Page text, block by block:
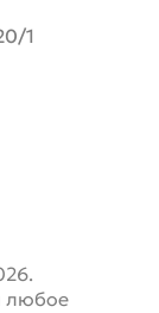
1
любое